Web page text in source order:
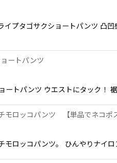
プタゴサクショートパンツ 凸
ートパンツ
トパンツ ウエストにタック！
モロッコパンツ 【単品でネコポ
モロッコパンツ。 ひんやりナ